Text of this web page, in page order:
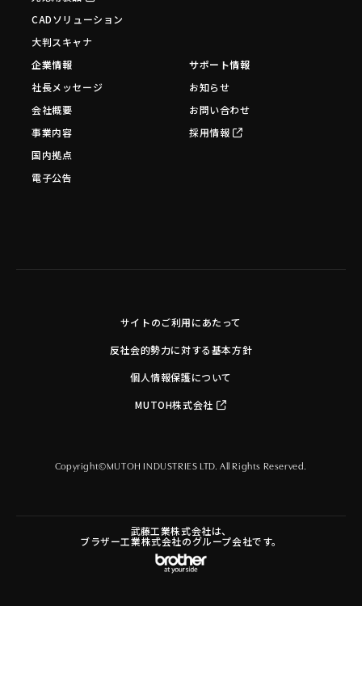
CADソリューション
大判スキャナ
企業情報
社長メッセージ
会社概要
事業内容
国内拠点
電子公告
サポート情報
お知らせ
お問い合わせ
採用情報
サイトのご利用にあたって
反社会的勢力に対する基本方針
個人情報保護について
MUTOH株式会社
Copyright©MUTOH INDUSTRIES LTD. All Rights Reserved.
武藤工業株式会社は、
ブラザー工業株式会社のグループ会社です。